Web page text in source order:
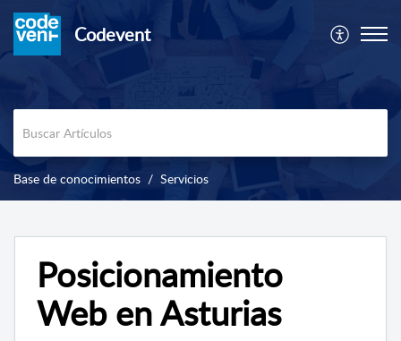
Codevent
Base de conocimientos Servicios
Posicionamiento
Web en Asturias